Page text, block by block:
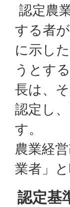
認定農
する者
に示し
うとす
長は、
認定し
す。
農業経
業者」
認定基